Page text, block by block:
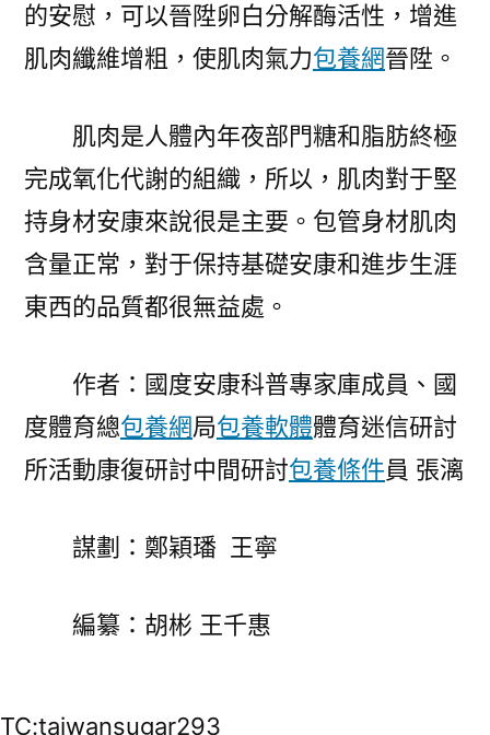
的安慰，可以晉陞卵白分解酶活性，增進
肌肉纖維增粗，使肌肉氣力包養網晉陞。
肌肉是人體內年夜部門糖和脂肪終極
完成氧化代謝的組織，所以，肌肉對于堅
持身材安康來說很是主要。包管身材肌肉
含量正常，對于保持基礎安康和進步生涯
東西的品質都很無益處。
作者：國度安康科普專家庫成員、國
度體育總包養網局包養軟體體育迷信研討
所活動康復研討中間研討包養條件員 張漓
謀劃：鄭穎璠 王寧
編纂：胡彬 王千惠
TC:taiwansugar293